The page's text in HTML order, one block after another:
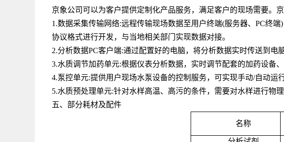
京象公司可以为客户提供定制化产品服务，满足客户的现场需要。
1.数据采集传输网络:远程传输现场数据至用户终端(服务器、 PC终端)
协议格式进行开发，与当地相关部门实现数据对接。
2.分析数据PC客户端:通过配置好的电脑，将分析数据实时传送到电
3.水质调节加药单元:根据仪表分析数据，实时调节配套的加药设备
4.泵控单元:提供用户现场水泵设备的控制服务，可实现手动/自动运行
5.水质预处理单元:针对水样高温、高污的条件，需要对水样进行物
五、部分耗材及配件
名称